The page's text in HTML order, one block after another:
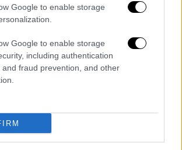
Google to enable storage
Google to enable storage
including authentication
and fraud prevention, and other
01:00
παιδιού: Ποιοι οι
και τι ενέργειες χρειάζεται